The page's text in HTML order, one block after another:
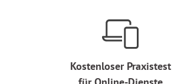
Kostenloser Praxistest